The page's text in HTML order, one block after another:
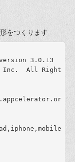
をつくります
3.0.13
Inc.  All Right